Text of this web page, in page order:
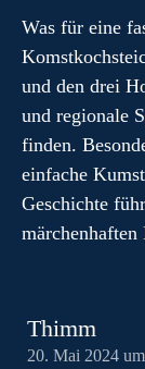
Was für eine
und den drei
und regionale
finden.
einfache
Geschichte
märchenhaften
Thimm
20. Mai 2024